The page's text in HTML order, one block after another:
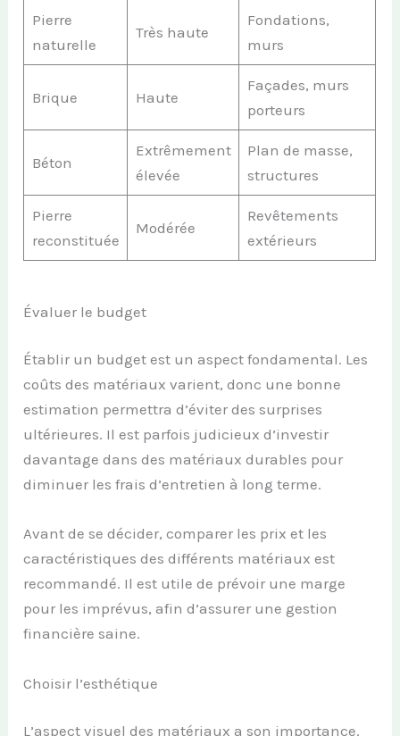
Pierre
naturelle
Très haute
Fondations,
murs
Brique Haute
Façades, murs
porteurs
Béton
Extrêmement
élevée
Plan de masse,
structures
Pierre
reconstituée
Modérée
Revêtements
extérieurs
Évaluer le budget
Établir un budget est un aspect fondamental. Les
coûts des matériaux varient, donc une bonne
estimation permettra d’éviter des surprises
ultérieures. Il est parfois judicieux d’investir
davantage dans des matériaux durables pour
diminuer les frais d’entretien à long terme.
Avant de se décider, comparer les prix et les
caractéristiques des différents matériaux est
recommandé. Il est utile de prévoir une marge
pour les imprévus, afin d’assurer une gestion
financière saine.
Choisir l’esthétique
L’aspect visuel des matériaux a son importance.